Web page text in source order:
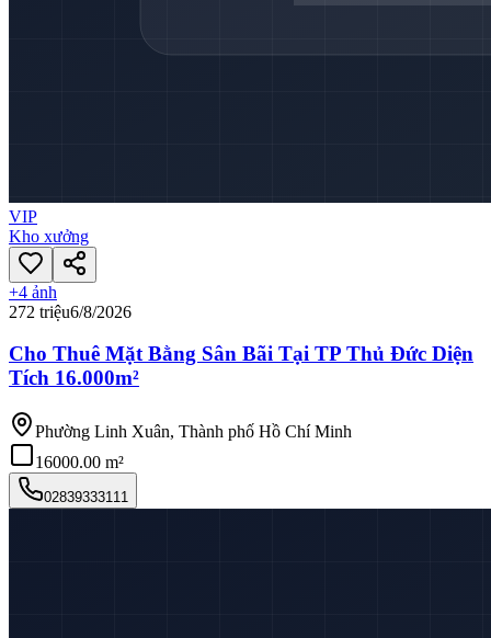
VIP
Kho xưởng
+4 ảnh
272 triệu6/8/2026
Cho Thuê Mặt Bằng Sân Bãi Tại TP Thủ Đức Diện
Tích 16.000m²
Phường Linh Xuân, Thành phố Hồ Chí Minh
16000.00 m²
02839333111